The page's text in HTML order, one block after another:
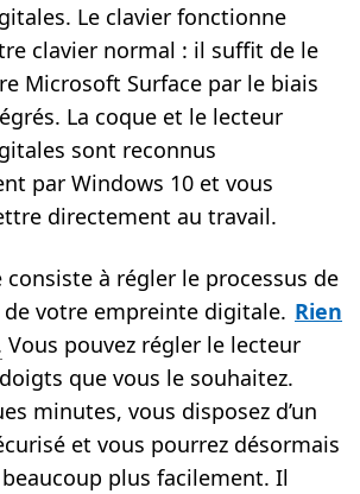
Le clavier fonctionne
clavier normal : il suffit de le
Microsoft Surface par le biais
La coque et le lecteur
sont reconnus
par Windows 10 et vous
directement au travail.
consiste à régler le processus de
de votre empreinte digitale. Rien
Vous pouvez régler le lecteur
que vous le souhaitez.
minutes, vous disposez d’un
et vous pourrez désormais
plus facilement. Il